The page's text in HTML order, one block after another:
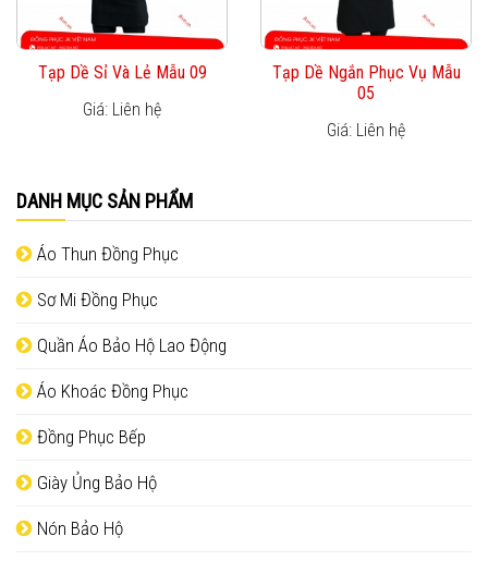
DANH MỤC SẢN PHẨM
Áo Thun Đồng Phục
Sơ Mi Đồng Phục
Quần Áo Bảo Hộ Lao Động
Áo Khoác Đồng Phục
Đồng Phục Bếp
Giày Ủng Bảo Hộ
Nón Bảo Hộ
Tạp Dề Sỉ Và Lẻ Mẫu 09
Giá: Liên hệ
Tạp Dề Ngắn Phục Vụ Mẫu
05
Giá: Liên hệ